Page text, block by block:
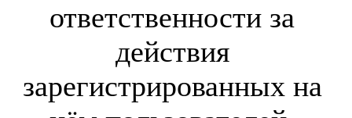
ответственности за
действия
зарегистрированных на